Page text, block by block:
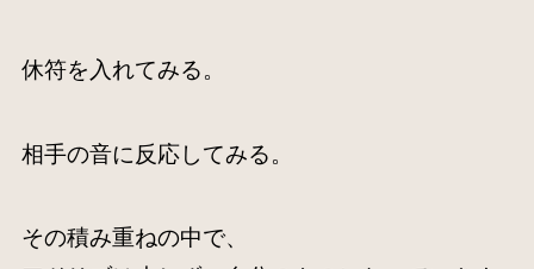
休符を入れてみる。
相手の音に反応してみる。
その積み重ねの中で、